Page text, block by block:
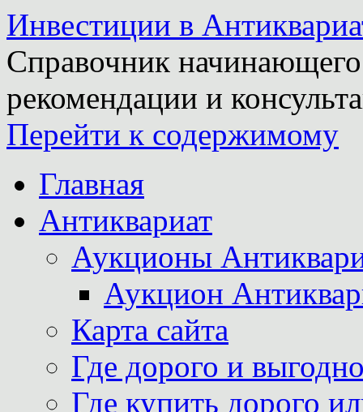
Инвестиции в
Справочник
рекомендации и
Перейти к содержимому
Главная
Антиквариат
Аукционы
Аукцион
Карта сайта
Где дорого и
Где купить дорого